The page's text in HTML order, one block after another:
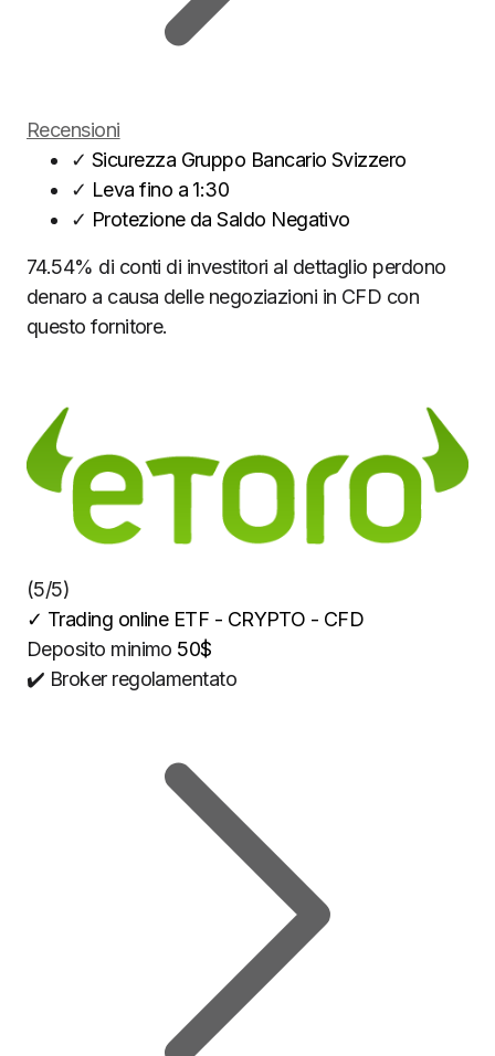
Recensioni
✓ Sicurezza Gruppo Bancario Svizzero
✓ Leva fino a 1:30
✓ Protezione da Saldo Negativo
74.54% di conti di investitori al dettaglio perdono
denaro a causa delle negoziazioni in CFD con
questo fornitore.
(5/5)
✓ Trading online ETF - CRYPTO - CFD
Deposito minimo 50$
✔️ Broker regolamentato